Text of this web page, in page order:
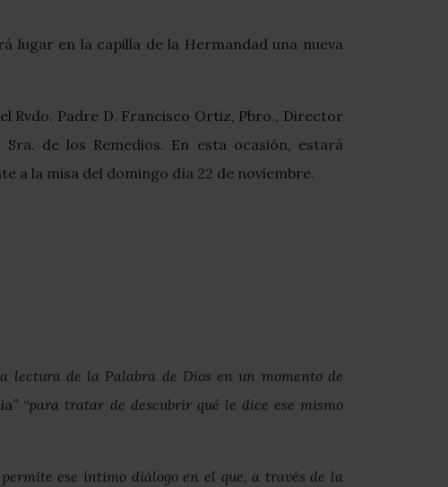
lugar en la capilla de la Hermandad una nueva
Rvdo. Padre D. Francisco Ortiz, Pbro., Director
de los Remedios. En esta ocasión, estará
a la misa del domingo día 22 de noviembre.
lectura de la Palabra de Dios en un momento de
“para tratar de descubrir qué le dice ese mismo
ese íntimo diálogo en el que, a través de la